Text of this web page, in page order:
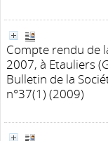
Compte rendu de
2007, à Etauliers
Bulletin de la
n°37(1) (2009)